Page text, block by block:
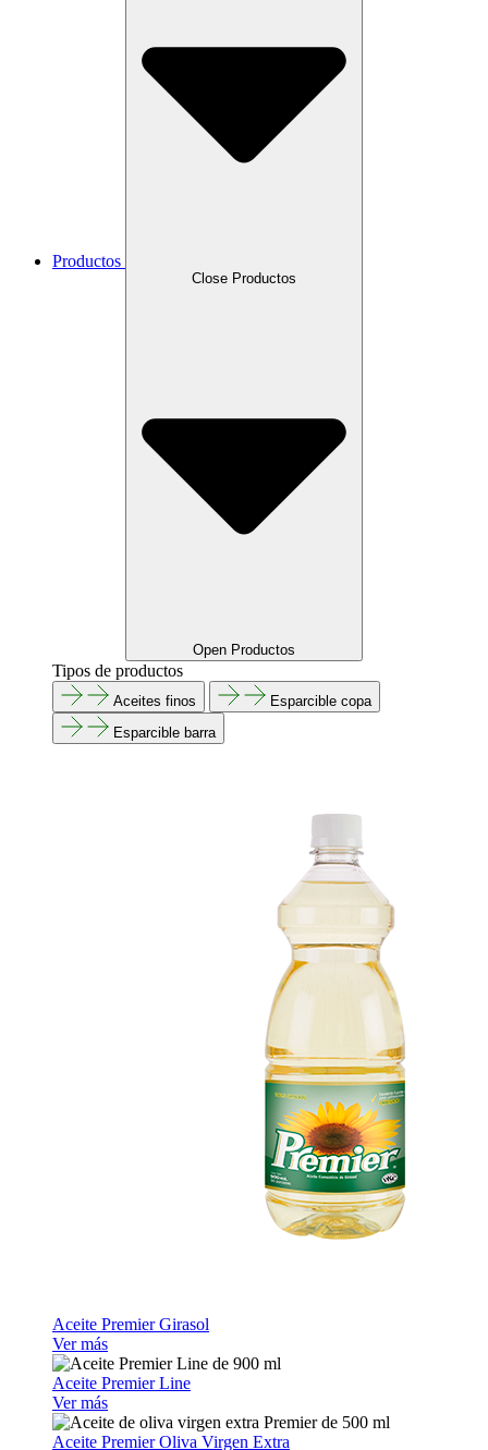
Productos
Close Productos
Open Productos
Tipos de productos
Aceites finos
Esparcible copa
Esparcible barra
Aceite Premier Girasol
Ver más
Aceite Premier Line
Ver más
Aceite Premier Oliva Virgen Extra